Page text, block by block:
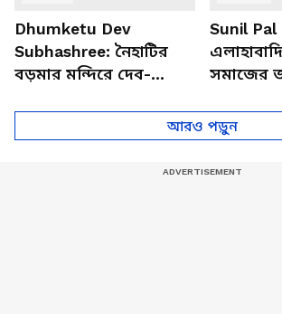
Dhumketu Dev
Subhashree: নৈহাটির
বড়মার মন্দিরে দেব-
Sunil Pal
সমাজের
আরও পড়ুন